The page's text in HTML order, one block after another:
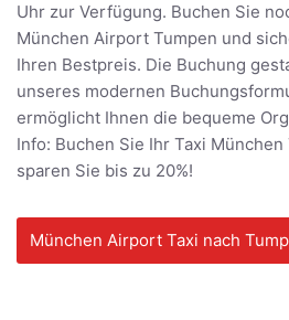
Uhr zur Verfügung. Buchen Sie
München Airport Tumpen und
Ihren Bestpreis. Die Buchung
unseres modernen
ermöglicht Ihnen die bequeme
Info: Buchen Sie Ihr Taxi
sparen Sie bis zu 20%!
München Airport Taxi nach